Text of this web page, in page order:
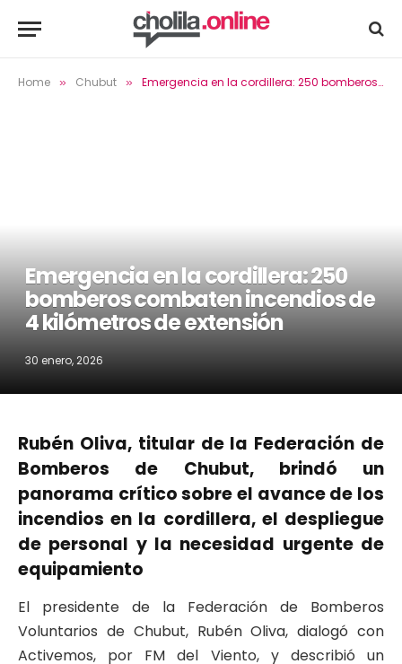
Home » Chubut » Emergencia en la cordillera: 250 bomberos combaten incendios de 4 kilómetros de extensión
Emergencia en la cordillera: 250
bomberos combaten incendios de
4 kilómetros de extensión
30 enero, 2026
Rubén Oliva, titular de la Federación de
Bomberos de Chubut, brindó un
panorama crítico sobre el avance de los
incendios en la cordillera, el despliegue
de personal y la necesidad urgente de
equipamiento
El presidente de la Federación de Bomberos
Voluntarios de Chubut, Rubén Oliva, dialogó con
Activemos, por FM del Viento, y describió un